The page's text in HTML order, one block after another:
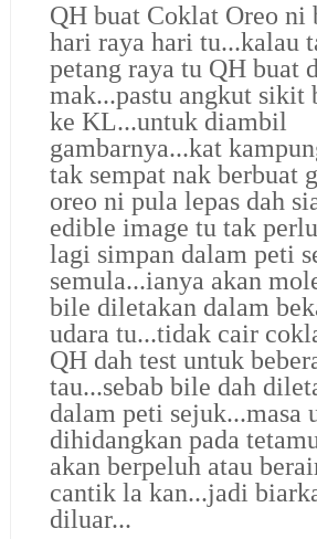
QH buat Coklat Oreo ni
hari raya hari tu...kalau
petang raya tu QH buat
mak...pastu angkut sikit
ke KL...untuk diambil
gambarnya...kat
tak sempat nak berbuat
oreo ni pula lepas dah
edible image tu tak perlu
lagi simpan dalam peti
semula...ianya akan
bile diletakan dalam
udara tu...tidak cair
QH dah test untuk
tau...sebab bile dah
dalam peti sejuk...masa
dihidangkan pada
akan berpeluh atau
cantik la kan...jadi
diluar...